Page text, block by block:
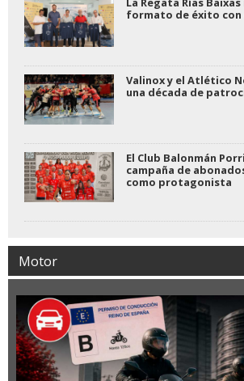
formato de éxito
Valinox y el Atlético
una década de
El Club Balonmán
campaña de
como protagonista
Motor